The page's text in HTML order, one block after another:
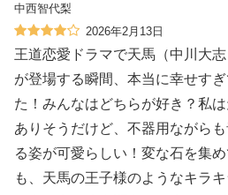
中西智代梨
2026年2月13日
王道恋愛ドラマで天馬（中川大
が登場する瞬間、本当に幸せす
た！みんなはどちらが好き？私
ありそうだけど、不器用ながら
る姿が可愛らしい！変な石を集
も、天馬の王子様のようなキラ